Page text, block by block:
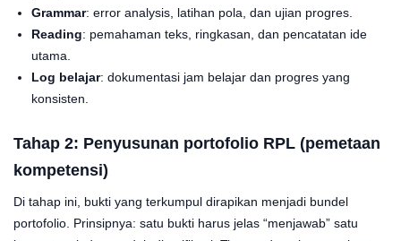
Grammar: error analysis, latihan pola, dan ujian progres.
Reading: pemahaman teks, ringkasan, dan pencatatan ide
utama.
Log belajar: dokumentasi jam belajar dan progres yang
konsisten.
Tahap 2: Penyusunan portofolio RPL (pemetaan
kompetensi)
Di tahap ini, bukti yang terkumpul dirapikan menjadi bundel
portofolio. Prinsipnya: satu bukti harus jelas “menjawab” satu